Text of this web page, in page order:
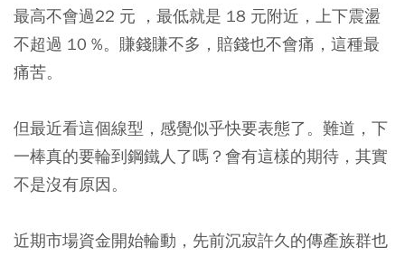
最高不會過22 元 ，最低就是 18 元附近，上下震盪
不超過 10 %。賺錢賺不多，賠錢也不會痛，這種最
痛苦。
但最近看這個線型，感覺似乎快要表態了。難道，下
一棒真的要輪到鋼鐵人了嗎？會有這樣的期待，其實
不是沒有原因。
近期市場資金開始輪動，先前沉寂許久的傳產族群也